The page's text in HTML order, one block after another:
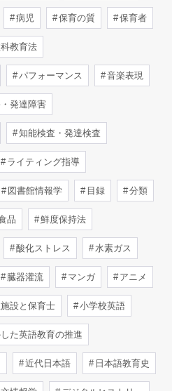
病児 保育の質 保育者
教育法
パフォーマンス 音楽表現
発達障害
知能検査・発達検査
ライティング指導
図書館情報学 目録 分類
品 鮮度保持法
酸化ストレス 水素ガス
臓器灌流 マンガ アニメ
設と保育士 小学校英語
た英語教育の推進
近代日本語 日本語教育史